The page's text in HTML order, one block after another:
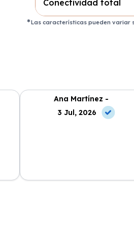
Conectividad total
Las características pueden variar
Ana Martínez -
3 Jul, 2026